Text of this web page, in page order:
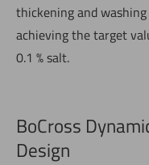
thickening and
achieving the target
0.1 % salt.
BoCross
Design